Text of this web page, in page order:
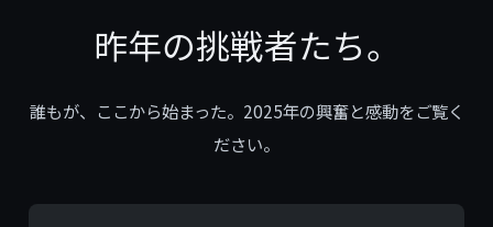
昨年の挑戦者たち。
誰もが、ここから始まった。2025年の興奮と感動をご覧く
ださい。